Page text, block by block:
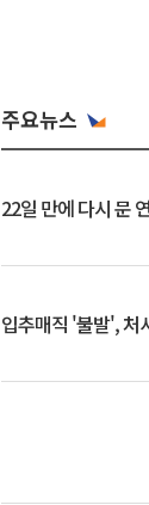
주요뉴스
22일 만에 다시 문
입추매직 '불발', 처